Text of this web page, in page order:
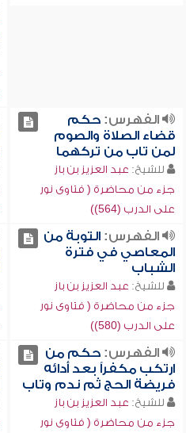
الفهرس:حكم
قضاء الصلاة والصوم
لمن تاب من تركهما
للشيخ: عبد العزيز بن باز
جزء من محاضرة ( فتاوى نور
على الدرب (564))
الفهرس:التوبة من
المعاصي في فترة
الشباب
للشيخ: عبد العزيز بن باز
جزء من محاضرة ( فتاوى نور
على الدرب (580))
الفهرس:حكم من
ارتكب مكفراً بعد أدائه
فريضة الحج ثم ندم وتاب
للشيخ: عبد العزيز بن باز
جزء من محاضرة ( فتاوى نور